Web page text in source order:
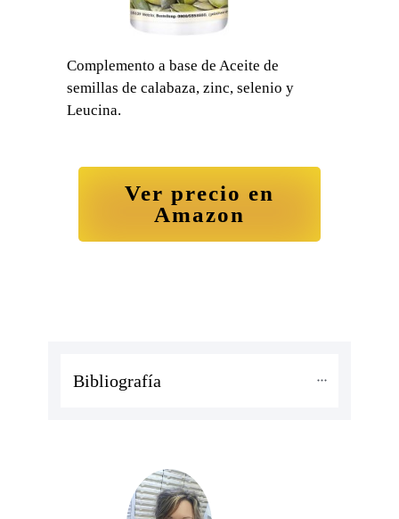
Complemento a base de Aceite de
semillas de calabaza, zinc, selenio y
Leucina.
Ver precio en
Amazon
Bibliografía